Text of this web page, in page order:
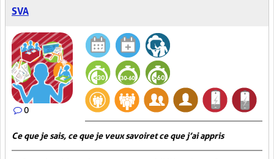
SVA
0
Ce que je sais, ce que je veux savoir et ce que j’ai appris